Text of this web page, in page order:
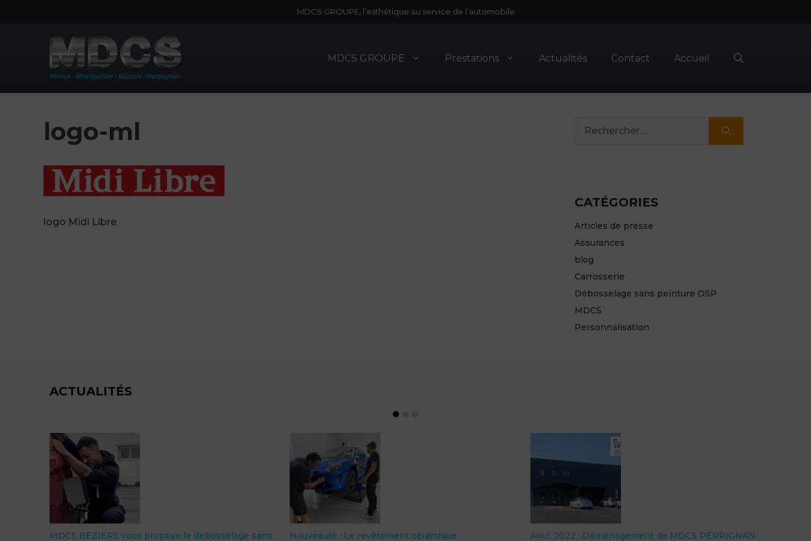
MDCS GROUPE, l’esthétique au service de l’automobile
MDCS GROUPE Prestations Actualités Contact Accueil
logo-ml
logo Midi Libre
CATÉGORIES
Articles de presse
Assurances
blog
Carrosserie
Débosselage sans peinture DSP
MDCS
Personnalisation
ACTUALITÉS
MDCS BEZIERS vous propose le débosselage sans Nouveauté : Le revêtement céramique Aout 2022 : Déménagement de MDCS PERPIGNAN